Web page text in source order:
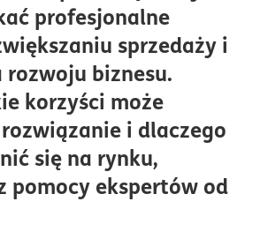
profesjonalne
sprzedaży i
rozwoju biznesu.
korzyści może
i dlaczego
się na rynku,
pomocy ekspertów od